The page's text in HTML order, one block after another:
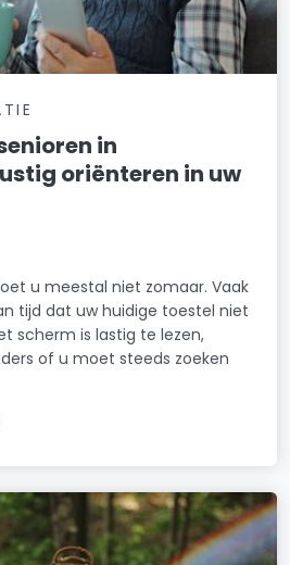
in
oriënteren in uw
u meestal niet zomaar. Vaak
tijd dat uw huidige toestel niet
scherm is lastig te lezen,
of u moet steeds zoeken